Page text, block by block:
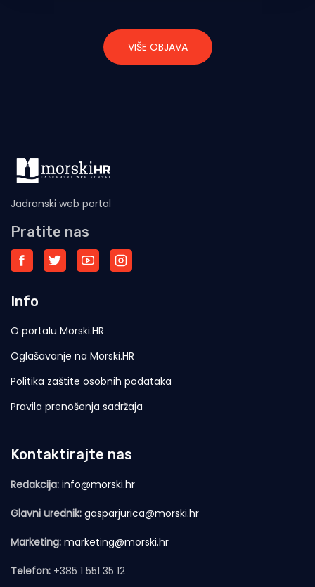
VIŠE OBJAVA
Jadranski web portal
Pratite nas
Info
O portalu Morski.HR
Oglašavanje na Morski.HR
Politika zaštite osobnih podataka
Pravila prenošenja sadržaja
Kontaktirajte nas
Redakcija: info@morski.hr
Glavni urednik: gasparjurica@morski.hr
Marketing: marketing@morski.hr
Telefon: +385 1 551 35 12